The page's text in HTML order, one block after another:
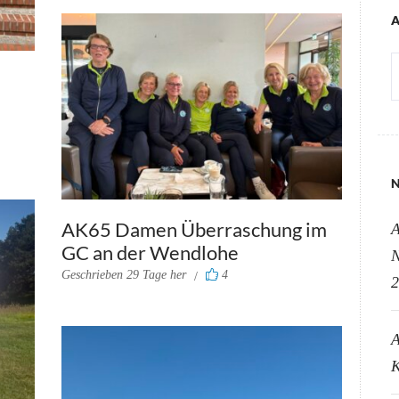
AK65 Damen Überraschung im
GC an der Wendlohe
Geschrieben 29 Tage her 4